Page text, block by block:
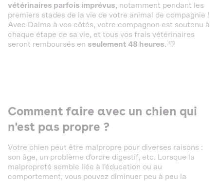
vétérinaires parfois imprévus, notamment pendant les
premiers stades de la vie de votre animal de compagnie !
Avec Dalma à vos côtés, votre compagnon est soutenu à
chaque étape de sa vie, et tous vos frais vétérinaires
seront remboursés en seulement 48 heures. 💙
Comment faire avec un chien qui
n'est pas propre ?
Votre chien peut être malpropre pour diverses raisons :
son âge, un problème d'ordre digestif, etc. Lorsque la
malpropreté semble liée à l'éducation ou au
comportement, vous pouvez diminuer peu à peu la